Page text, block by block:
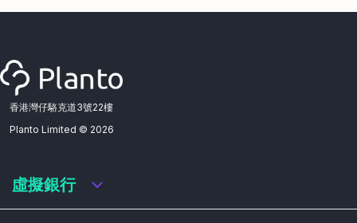
香港灣仔駱克道3號22樓
Planto Limited © 2026
虛擬銀行